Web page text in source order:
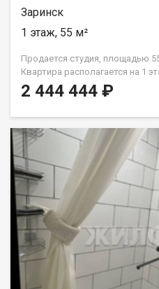
Заринск
1 этаж, 55 м²
Продается студия, площадью
Квартира располагается на 1
2 444 444 ₽